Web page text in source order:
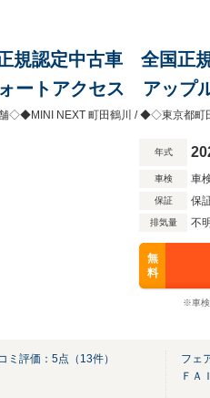
規認定中古車 全国正
ートアクセス アップ
アクティブクルーズ
◇◆MINI NEXT 町田鶴川 / ◆◇東京都
年式
車検 車
保証 保
排気量 不
無
料
※車検
ミ評価： 5点（ 13件）
フェ
ＦＡ